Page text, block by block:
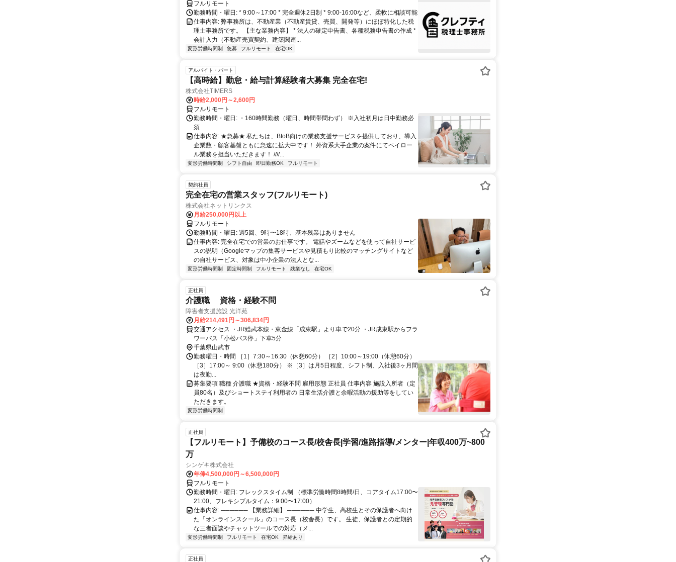
フルリモート
勤務時間・曜日: * 9:00～17:00 * 完全週休2日制 * 9:00-16:00など、柔軟に相談可能
仕事内容: 弊事務所は、不動産業（不動産賃貸、売買、開発等）にほぼ特化した税
理士事務所です。 【主な業務内容】 * 法人の確定申告書、各種税務申告書の作成 *
会計入力（不動産売買契約、建築関連...
変形労働時間制 急募 フルリモート 在宅OK
アルバイト・パート
【高時給】勤怠・給与計算経験者大募集 完全在宅!
株式会社TIMERS
時給2,000円～2,600円
フルリモート
勤務時間・曜日: ・160時間勤務（曜日、時間帯問わず） ※入社初月は日中勤務必
須
仕事内容: ★急募★ 私たちは、BtoB向けの業務支援サービスを提供しており、導入
企業数・顧客基盤ともに急速に拡大中です！ 外資系大手企業の案件にてペイロー
ル業務を担当いただきます！ ////...
変形労働時間制 シフト自由 即日勤務OK フルリモート
契約社員
完全在宅の営業スタッフ(フルリモート)
株式会社ネットリンクス
月給250,000円以上
フルリモート
勤務時間・曜日: 週5回、9時〜18時、基本残業はありません
仕事内容: 完全在宅での営業のお仕事です。 電話やズームなどを使って自社サービ
スの説明（Googleマップの集客サービスや見積もり比較のマッチングサイトなど
の自社サービス、対象は中小企業の法人とな...
変形労働時間制 固定時間制 フルリモート 残業なし 在宅OK
正社員
介護職 資格・経験不問
障害者支援施設 光洋苑
月給214,491円～306,834円
交通アクセス ・JR総武本線・東金線「成東駅」より車で20分 ・JR成東駅からフラ
ワーバス「小松バス停」下車5分
千葉県山武市
勤務曜日・時間 ［1］7:30～16:30（休憩60分） ［2］10:00～19:00（休憩60分）
［3］17:00～ 9:00（休憩180分） ※［3］は月5日程度、シフト制、入社後3ヶ月間
は夜勤...
募集要項 職種 介護職 ★資格・経験不問 雇用形態 正社員 仕事内容 施設入所者（定
員80名）及びショートステイ利用者の 日常生活介護と余暇活動の援助等をしてい
ただきます。
変形労働時間制
正社員
【フルリモート】予備校のコース長/校舎長|学習/進路指導/メンター|年収400万~800
万
シンゲキ株式会社
年俸4,500,000円～6,500,000円
フルリモート
勤務時間・曜日: フレックスタイム制 （標準労働時間8時間/日、コアタイム17:00〜
21:00、フレキシブルタイム：9:00〜17:00）
仕事内容: ────── 【業務詳細】 ────── 中学生、高校生とその保護者へ向け
た「オンラインスクール」のコース長（校舎長）です。 生徒、保護者との定期的
な三者面談やチャットツールでの対応（メ...
変形労働時間制 フルリモート 在宅OK 昇給あり
正社員